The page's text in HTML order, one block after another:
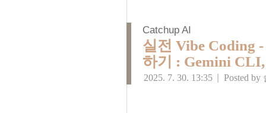
Catchup AI
실전 Vibe Coding
하기 : Gemini
2025. 7. 30. 13:35 Posted by